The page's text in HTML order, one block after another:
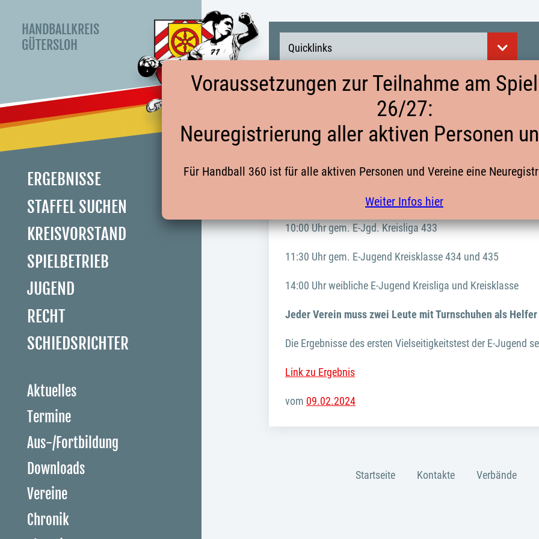
HANDBALLKREIS
GÜTERSLOH
ERGEBNISSE
STAFFEL SUCHEN
KREISVORSTAND
SPIELBETRIEB
JUGEND
RECHT
SCHIEDSRICHTER
Aktuelles
Termine
Aus-/Fortbildung
Downloads
Vereine
Chronik
Quicklinks
TERMIN DES 2.
VIELSEITIGKEITSTEST DER E-JUGEND
Am 03.03.2024 findet der zweite Fitnesstest in Steinhagen
10:00 Uhr gem. E-Jgd. Kreisliga 433
11:30 Uhr gem. E-Jugend Kreisklasse 434 und 435
14:00 Uhr weibliche E-Jugend Kreisliga und Kreisklasse
Jeder Verein muss zwei Leute mit Turnschuhen als
Die Ergebnisse des ersten Vielseitigkeitstest der E-Jugend
Link zu Ergebnis
vom 09.02.2024
Startseite Kontakte Verbände
Voraussetzungen zur Teilnahme am
26/27:
Neuregistrierung aller aktiven Personen
Für Handball 360 ist für alle aktiven Personen und Vereine eine
Weiter Infos hier